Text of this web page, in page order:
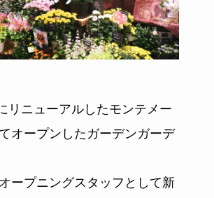
リニューアルしたモンテメー
オープンしたガーデンガーデ
ープニングスタッフとして新